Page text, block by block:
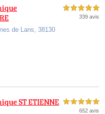
de Lans, 38130
5,0 étoiles sur 5
339 avis
ST ETIENNE
5,0 étoiles sur 5
652 avis